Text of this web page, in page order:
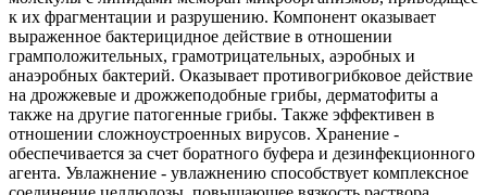
к их фрагментации и разрушению. Компонент оказывает
выраженное бактерицидное действие в отношении
грамположительных, грамотрицательных, аэробных и
анаэробных бактерий. Оказывает противогрибковое действие
на дрожжевые и дрожжеподобные грибы, дерматофиты а
также на другие патогенные грибы. Также эффективен в
отношении сложноустроенных вирусов. Хранение -
обеспечивается за счет боратного буфера и дезинфекционного
агента. Увлажнение - увлажнению способствует комплексное